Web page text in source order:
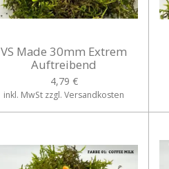
VS Made 30mm Extrem
Auftreibend
4,79 €
inkl. MwSt zzgl. Versandkosten